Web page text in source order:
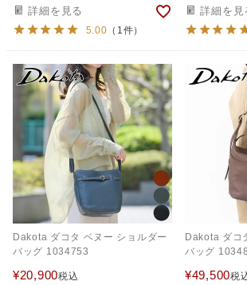
詳細を見る
5.00 （1件）
詳細を見
Dakota ダコタ ベヌー ショルダー
バッグ 1034753
¥20,900税込
Dakota ダコ
バッグ
¥49,500税